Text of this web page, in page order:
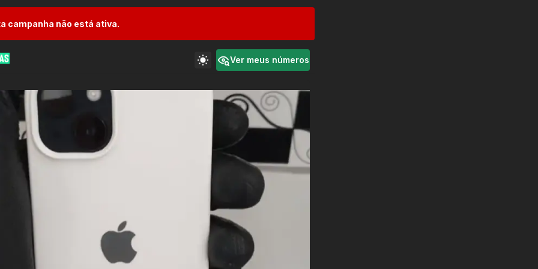
campanha não está ativa.
Ver meus números